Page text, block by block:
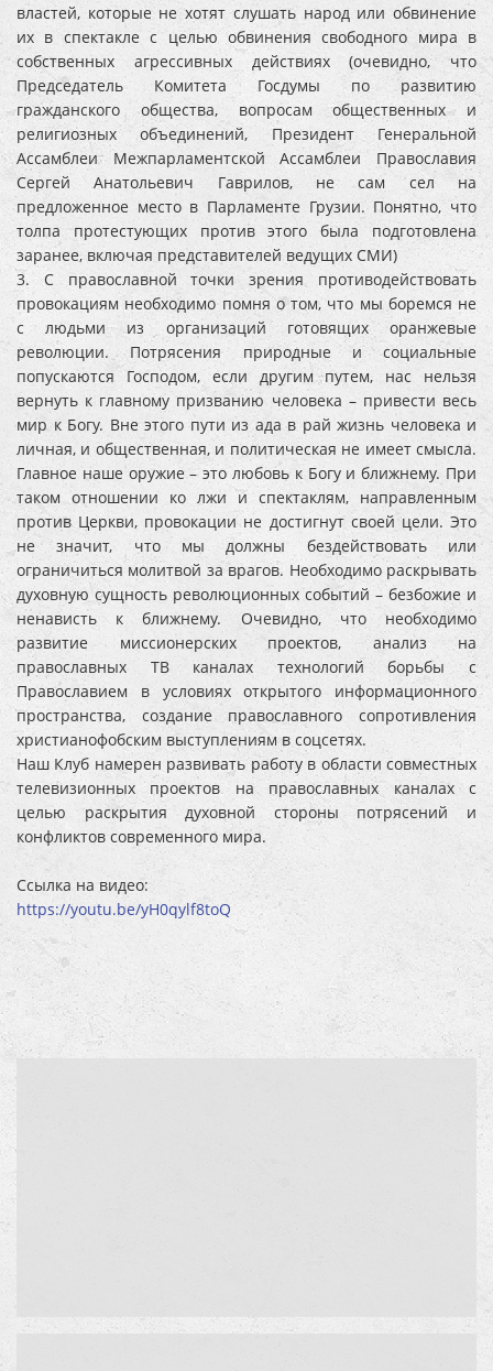
властей, которые не хотят слушать народ или обвинение
их в спектакле с целью обвинения свободного мира в
собственных агрессивных действиях (очевидно, что
Председатель Комитета Госдумы по развитию
гражданского общества, вопросам общественных и
религиозных объединений, Президент Генеральной
Ассамблеи Межпарламентской Ассамблеи Православия
Сергей Анатольевич Гаврилов, не сам сел на
предложенное место в Парламенте Грузии. Понятно, что
толпа протестующих против этого была подготовлена
заранее, включая представителей ведущих СМИ)
3. С православной точки зрения противодействовать
провокациям необходимо помня о том, что мы боремся не
с людьми из организаций готовящих оранжевые
революции. Потрясения природные и социальные
попускаются Господом, если другим путем, нас нельзя
вернуть к главному призванию человека – привести весь
мир к Богу. Вне этого пути из ада в рай жизнь человека и
личная, и общественная, и политическая не имеет смысла.
Главное наше оружие – это любовь к Богу и ближнему. При
таком отношении ко лжи и спектаклям, направленным
против Церкви, провокации не достигнут своей цели. Это
не значит, что мы должны бездействовать или
ограничиться молитвой за врагов. Необходимо раскрывать
духовную сущность революционных событий – безбожие и
ненависть к ближнему. Очевидно, что необходимо
развитие миссионерских проектов, анализ на
православных ТВ каналах технологий борьбы с
Православием в условиях открытого информационного
пространства, создание православного сопротивления
христианофобским выступлениям в соцсетях.
Наш Клуб намерен развивать работу в области совместных
телевизионных проектов на православных каналах с
целью раскрытия духовной стороны потрясений и
конфликтов современного мира.
Ссылка на видео:
https://youtu.be/yH0qylf8toQ